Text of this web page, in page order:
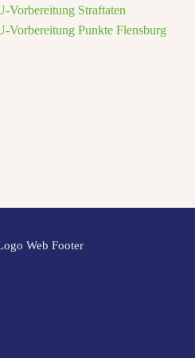
Vorbereitung Straftaten
Vorbereitung Punkte Flensburg